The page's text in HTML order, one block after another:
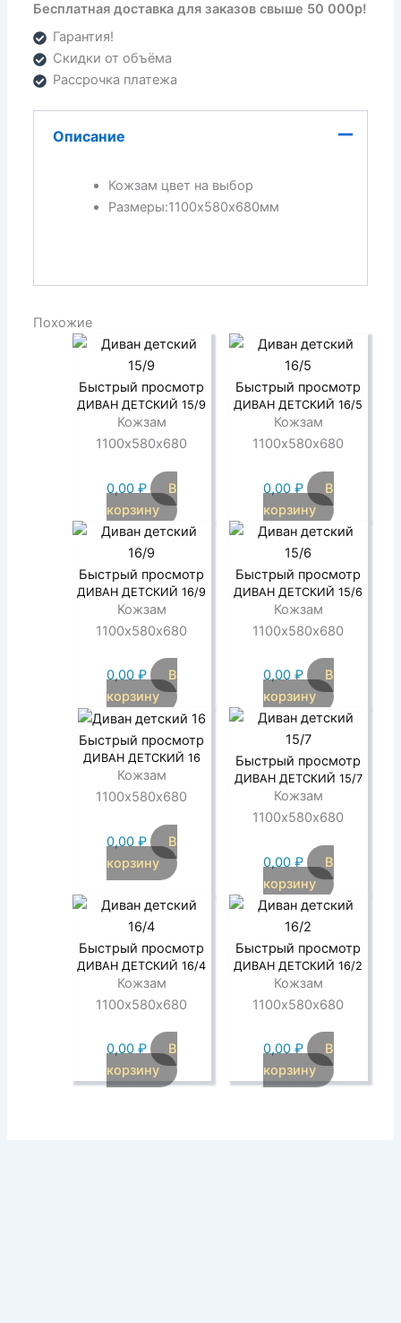
Бесплатная доставка для заказов свыше 50 000р!
Гарантия!
Скидки от объёма
Рассрочка платежа
Описание
Кожзам цвет на выбор
Размеры:1100х580х680мм
Похожие
Быстрый просмотр
ДИВАН ДЕТСКИЙ 15/9
Кожзам
1100х580х680
0,00 ₽
В
корзину
Быстрый просмотр
ДИВАН ДЕТСКИЙ 16/5
Кожзам
1100х580х680
0,00 ₽
В
корзину
Быстрый просмотр
ДИВАН ДЕТСКИЙ 16/9
Кожзам
1100х580х680
0,00 ₽
В
корзину
Быстрый просмотр
ДИВАН ДЕТСКИЙ 15/6
Кожзам
1100х580х680
0,00 ₽
В
корзину
Быстрый просмотр
ДИВАН ДЕТСКИЙ 16
Кожзам
1100х580х680
0,00 ₽
В
корзину
Быстрый просмотр
ДИВАН ДЕТСКИЙ 15/7
Кожзам
1100х580х680
0,00 ₽
В
корзину
Быстрый просмотр
ДИВАН ДЕТСКИЙ 16/4
Кожзам
1100х580х680
0,00 ₽
В
корзину
Быстрый просмотр
ДИВАН ДЕТСКИЙ 16/2
Кожзам
1100х580х680
0,00 ₽
В
корзину